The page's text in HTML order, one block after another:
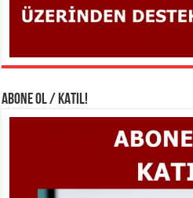
ABONE OL / KATIL!